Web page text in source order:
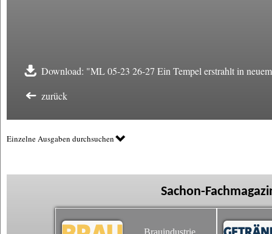
Download: "ML 05-23 26-27 Ein Tempel erstrahlt in
zurück
Einzelne Ausgaben durchsuchen
Sachon-
Brauindustrie